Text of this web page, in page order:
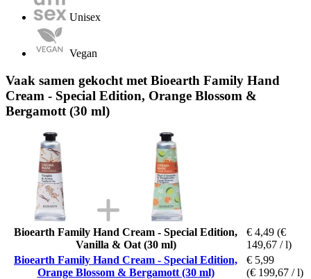
Unisex
Vegan
Vaak samen gekocht met Bioearth Family Hand
Cream - Special Edition, Orange Blossom &
Bergamott (30 ml)
Bioearth Family Hand Cream - Special Edition,
Vanilla & Oat (30 ml)
€ 4,49 (€
149,67 / l)
Bioearth Family Hand Cream - Special Edition,
Orange Blossom & Bergamott (30 ml)
€ 5,99
(€ 199,67 / l)